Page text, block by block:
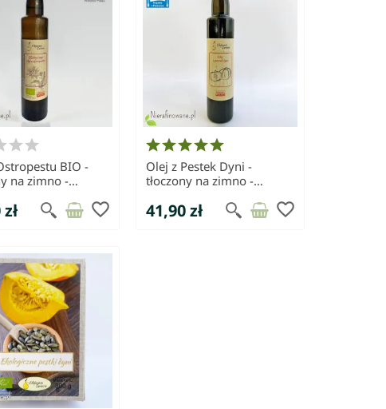
BIO -
na zimno -
favorite_border
Olej z Pestek Dyni -
tłoczony na zimno -
41,90 zł favorite_border